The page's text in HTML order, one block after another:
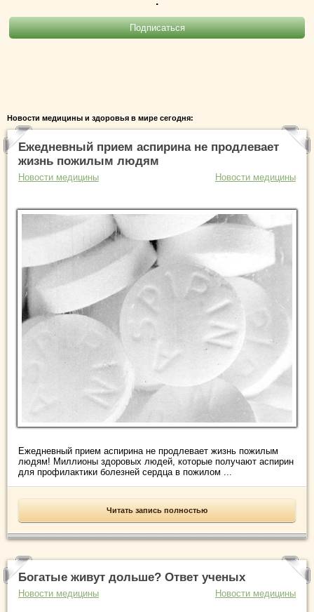
Новости медицины и здоровья в мире сегодня:
Ежедневный прием аспирина не продлевает
жизнь пожилым людям
Новости медицины Новости медицины
Ежедневный прием аспирина не продлевает жизнь пожилым
людям! Миллионы здоровых людей, которые получают аспирин
для профилактики болезней сердца в пожилом ...
Читать запись полностью
Богатые живут дольше? Ответ ученых
Новости медицины Новости медицины